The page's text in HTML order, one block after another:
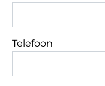
Telefoon